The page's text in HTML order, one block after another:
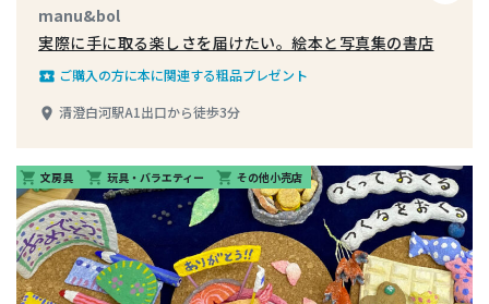
manu&bol
実際に手に取る楽しさを届けたい。絵本と写真集の書店
local_play ご購入の方に本に関連する粗品プレゼント
place 清澄白河駅A1出口から徒歩3分
shopping_cart 文房具 shopping_cart 玩具・バラエティー shopping_cart その他小売店